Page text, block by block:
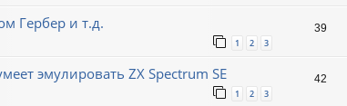
Гербер и т.д.
1 2 3
39
эмулировать ZX Spectrum SE
1 2 3
42